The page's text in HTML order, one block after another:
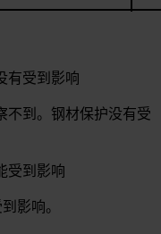
有受到影响
不到。钢材保护没有受
受到影响
影响。